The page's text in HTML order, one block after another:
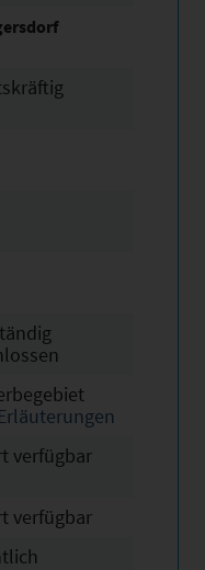
Erläuterungen
verfügbar
verfügbar